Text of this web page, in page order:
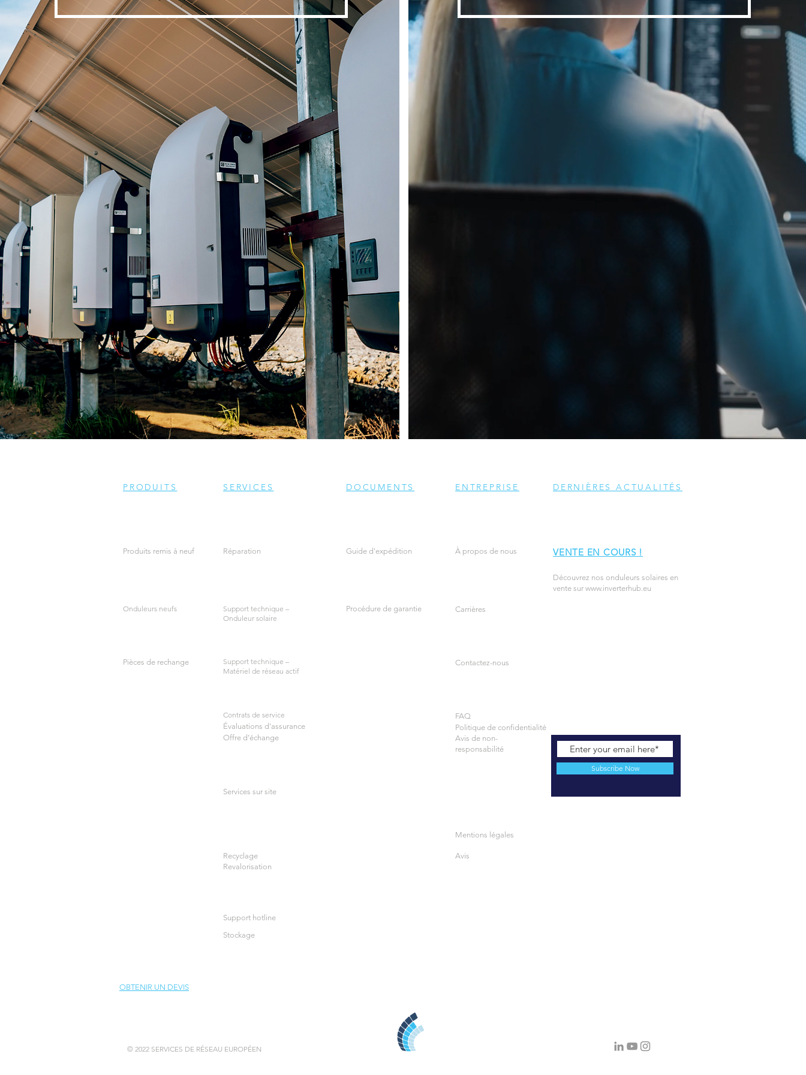
PRODUITS SERVICES DOCUMENTS ENTREPRISE DERNIÈRES ACTUALITÉS
Produits remis à neuf Réparation
Onduleurs neufs
Support technique –
Onduleur solaire
Pièces de rechange
Support technique –
Matériel de réseau actif
Contrats de service
Évaluations d'assurance
Offre d’échange
Services sur site
Guide d'expédition À propos de nous VENTE EN COURS !
Découvrez nos onduleurs solaires en
vente sur www.inverterhub.eu
Procédure de garantie Carrières
Contactez-nous
FAQ
Politique de confidentialité
Avis de non-
responsabilité
Subscribe Now
Mentions légales
Recyclage
Avis
Revalorisation
Support hotline
Stockage
OBTENIR UN DEVIS
© 2022 SERVICES DE RÉSEAU EUROPÉEN